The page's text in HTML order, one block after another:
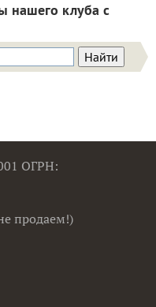
нашего клуба с
ОГРН:
продаем!)